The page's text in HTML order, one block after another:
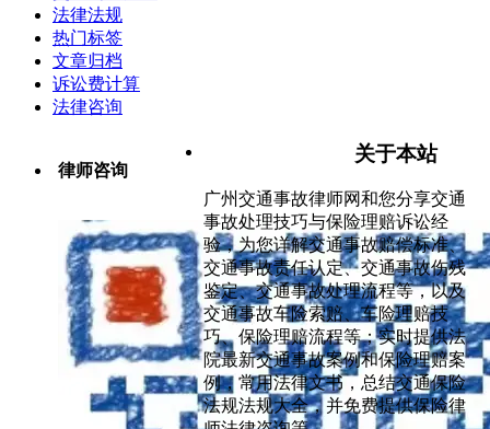
法律法规
热门标签
文章归档
诉讼费计算
法律咨询
律师咨询
关于本站
广州交通事故律师网和您分享交通
事故处理技巧与保险理赔诉讼经
验，为您详解交通事故赔偿标准、
交通事故责任认定、交通事故伤残
鉴定、交通事故处理流程等，以及
交通事故车险索赔、车险理赔技
巧、保险理赔流程等；实时提供法
院最新交通事故案例和保险理赔案
例，常用法律文书，总结交通保险
法规法规大全，并免费提供保险律